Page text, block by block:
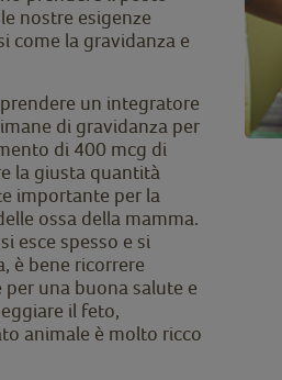
nostre esigenze
come la gravidanza e
un integratore
di gravidanza per
di 400 mcg di
la giusta quantità
importante per la
ossa della mamma.
esce spesso e si
è bene ricorrere
una buona salute e
il feto,
animale è molto ricco